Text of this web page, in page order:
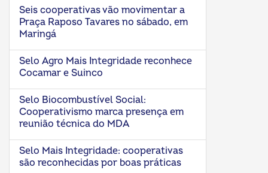
Seis cooperativas vão movimentar a
Praça Raposo Tavares no sábado, em
Maringá
Selo Agro Mais Integridade reconhece
Cocamar e Suinco
Selo Biocombustível Social:
Cooperativismo marca presença em
reunião técnica do MDA
Selo Mais Integridade: cooperativas
são reconhecidas por boas práticas